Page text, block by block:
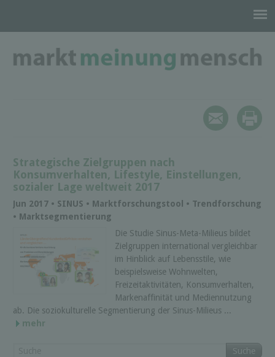
Strategische Zielgruppen nach
Konsumverhalten, Lifestyle, Einstellungen,
sozialer Lage weltweit 2017
Jun 2017 • SINUS • Marktforschungstool • Trendforschung
• Marktsegmentierung
Die Studie Sinus-Meta-Milieus bildet
Zielgruppen international vergleichbar
im Hinblick auf Lebensstile, wie
beispielsweise Wohnwelten,
Freizeitaktivitäten, Konsumverhalten,
Markenaffinität und Mediennutzung
ab. Die soziokulturelle Segmentierung der Sinus-Milieus ...
mehr
Suche